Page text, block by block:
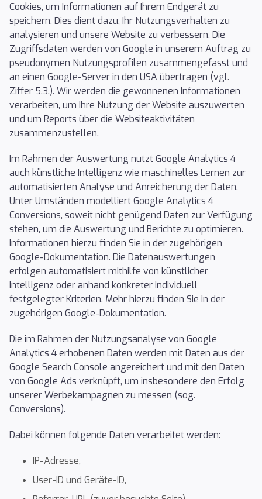
Cookies, um Informationen auf Ihrem Endgerät zu
speichern. Dies dient dazu, Ihr Nutzungsverhalten zu
analysieren und unsere Website zu verbessern. Die
Zugriffsdaten werden von Google in unserem Auftrag zu
pseudonymen Nutzungsprofilen zusammengefasst und
an einen Google-Server in den USA übertragen (vgl.
Ziffer 5.3.). Wir werden die gewonnenen Informationen
verarbeiten, um Ihre Nutzung der Website auszuwerten
und um Reports über die Websiteaktivitäten
zusammenzustellen.
Im Rahmen der Auswertung nutzt Google Analytics 4
auch künstliche Intelligenz wie maschinelles Lernen zur
automatisierten Analyse und Anreicherung der Daten.
Unter Umständen modelliert Google Analytics 4
Conversions, soweit nicht genügend Daten zur Verfügung
stehen, um die Auswertung und Berichte zu optimieren.
Informationen hierzu finden Sie in der zugehörigen
Google-Dokumentation. Die Datenauswertungen
erfolgen automatisiert mithilfe von künstlicher
Intelligenz oder anhand konkreter individuell
festgelegter Kriterien. Mehr hierzu finden Sie in der
zugehörigen Google-Dokumentation.
Die im Rahmen der Nutzungsanalyse von Google
Analytics 4 erhobenen Daten werden mit Daten aus der
Google Search Console angereichert und mit den Daten
von Google Ads verknüpft, um insbesondere den Erfolg
unserer Werbekampagnen zu messen (sog.
Conversions).
Dabei können folgende Daten verarbeitet werden:
IP-Adresse,
User-ID und Geräte-ID,